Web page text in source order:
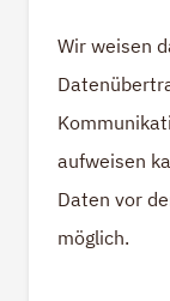
Wir weisen
aufweisen
Daten vor
möglich.